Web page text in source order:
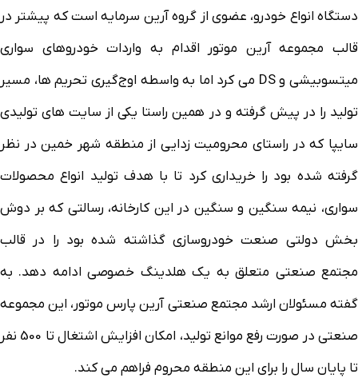
دستگاه انواع خودرو، عضوی از گروه آرین سرمایه است که پیشتر در
قالب مجموعه آرین موتور اقدام به واردات خودروهای سواری
میتسوبیشی و DS می کرد اما به واسطه اوج‌گیری تحریم ها، مسیر
تولید را در پیش گرفته و در همین راستا یکی از سایت های تولیدی
سایپا که در راستای محرومیت زدایی از منطقه شهر خمین در نظر
گرفته شده بود را خریداری کرد تا با هدف تولید انواع محصولات
سواری، نیمه سنگین و سنگین در این کارخانه، رسالتی که بر دوش
بخش دولتی صنعت خودروسازی گذاشته شده بود را در قالب
مجتمع صنعتی متعلق به یک هلدینگ خصوصی ادامه دهد. به
گفته مسئولان ارشد مجتمع صنعتی آرین پارس موتور، این مجموعه
صنعتی در صورت رفع موانع تولید، امکان افزایش اشتغال تا 500 نفر
تا پایان سال را برای این منطقه محروم فراهم می کند.